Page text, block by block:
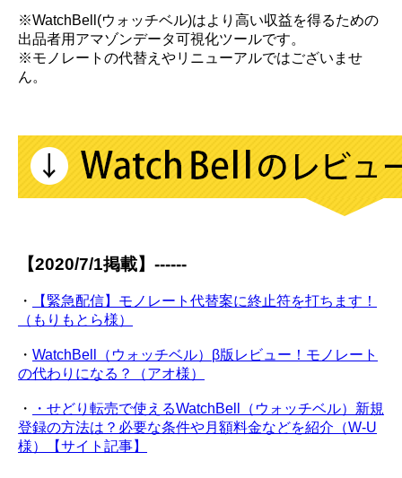
※WatchBell(ウォッチベル)はより高い収益を得るための
出品者用アマゾンデータ可視化ツールです。
※モノレートの代替えやリニューアルではございませ
ん。
【2020/7/1掲載】------
・
【緊急配信】モノレート代替案に終止符を打ちます！
（もりもとら様）
・ WatchBell（ウォッチベル）β版レビュー！モノレート
の代わりになる？（アオ様）
・
・せどり転売で使えるWatchBell（ウォッチベル）新規
登録の方法は？必要な条件や月額料金などを紹介（W-U
様）【サイト記事】